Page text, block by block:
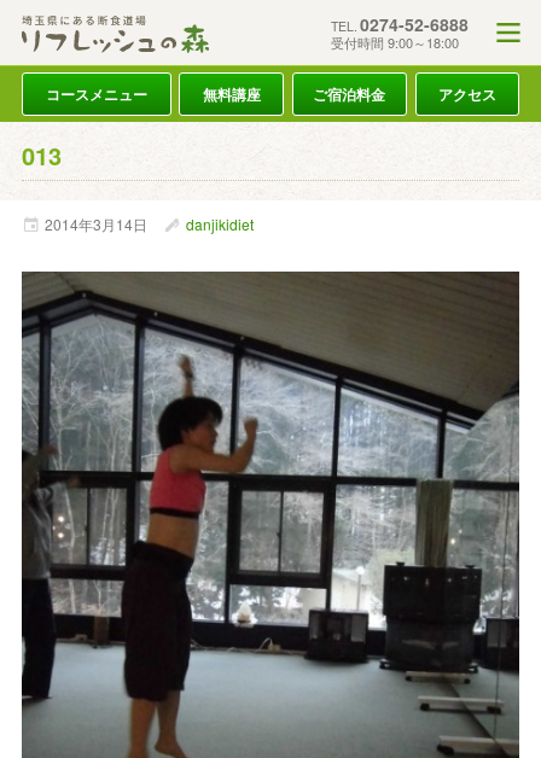
TEL. 0274-52-6888
受付時間 9:00～18:00
コースメニュー 無料講座 ご宿泊料金 アクセス
013
2014年3月14日 danjikidiet